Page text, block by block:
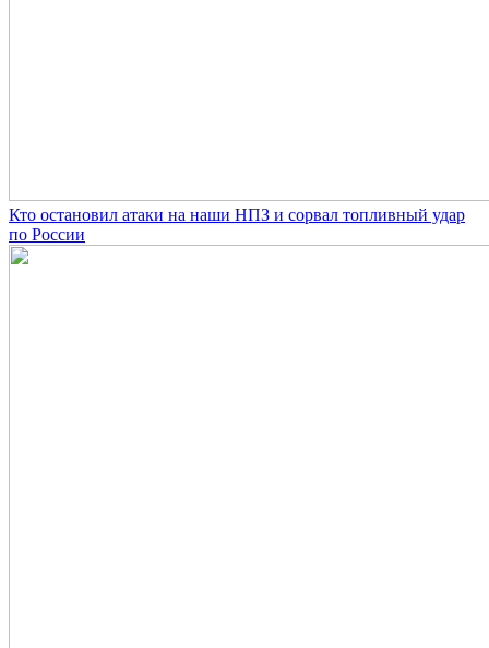
Кто остановил атаки на наши НПЗ и сорвал топливный удар
по России